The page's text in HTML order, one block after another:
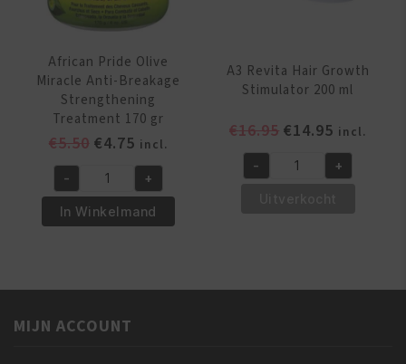
African Pride Olive
Miracle Anti-Breakage
Strengthening
Treatment 170 gr
€5.50 Oorspronkelijke
was:
€5.50.
€4.75Huidige
prijs
is:
€4.75.
incl.
African
Pride
Olive
Breakage
Strengthening
- +
In Winkelmand
A3 Revita Hair Growth
Stimulator 200 ml
€16.95
was:
€14.95 Huidige
prijs
is:
incl.
A3
- +
MIJN ACCOUNT